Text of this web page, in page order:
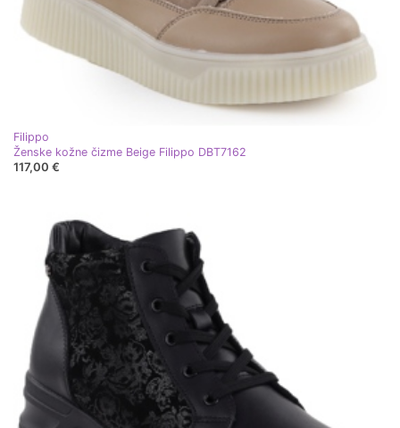
Filippo
Ženske kožne čizme Beige Filippo DBT7162
117,00 €